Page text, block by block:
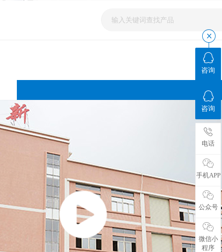
咨询
咨询
电话
手机APP
公众号
微信小
程序